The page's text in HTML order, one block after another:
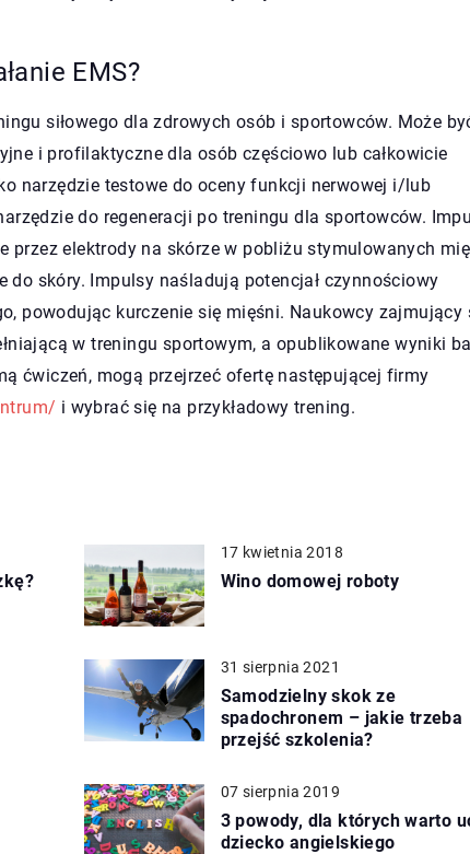
EMS?
siłowego dla zdrowych osób i sportowców. Może
i profilaktyczne dla osób częściowo lub całkowicie
narzędzie testowe do oceny funkcji nerwowej i/lub
do regeneracji po treningu dla sportowców.
przez elektrody na skórze w pobliżu stymulowanych
do skóry. Impulsy naśladują potencjał czynnościowy
powodując kurczenie się mięśni. Naukowcy zajmujący
w treningu sportowym, a opublikowane wyniki
ćwiczeń, mogą przejrzeć ofertę następującej firmy
i wybrać się na przykładowy trening.
17 kwietnia 2018
Wino domowej roboty
31 sierpnia 2021
Samodzielny skok ze
spadochronem – jakie trzeba
przejść szkolenia?
07 sierpnia 2019
3 powody, dla których warto
dziecko angielskiego